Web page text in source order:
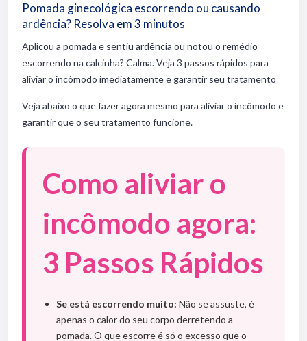
Pomada ginecológica escorrendo ou causando
ardência? Resolva em 3 minutos
Aplicou a pomada e sentiu ardência ou notou o remédio
escorrendo na calcinha? Calma. Veja 3 passos rápidos para
aliviar o incômodo imediatamente e garantir seu tratamento
Veja abaixo o que fazer agora mesmo para aliviar o incômodo e
garantir que o seu tratamento funcione.
Como aliviar o
incômodo agora:
3 Passos Rápidos
Se está escorrendo muito: Não se assuste, é
apenas o calor do seu corpo derretendo a
pomada. O que escorre é só o excesso que o